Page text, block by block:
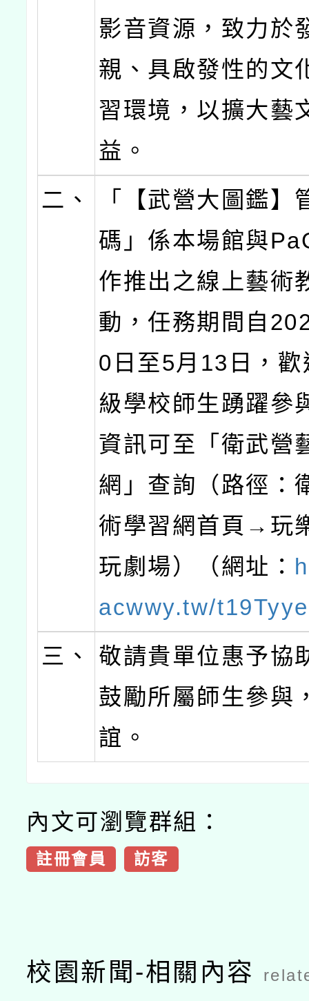
影音資源，致力於
親、具啟發性的文
習環境，以擴大藝
益。
二、
「【武營大圖鑑】
碼」係本場館與
作推出之線上藝術
動，任務期間自
0日至5月13日，歡
級學校師生踴躍參
資訊可至「衛武營
網」查詢（路徑：
術學習網首頁→玩
玩劇場）（網址：
acwwy.tw/
三、
敬請貴單位惠予協
鼓勵所屬師生參與
誼。
內文可瀏覽群組：
註冊會員 訪客
校園新聞-相關內容